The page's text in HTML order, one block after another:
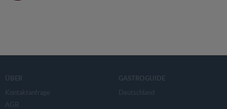
ÜBER
Kontaktanfrage
AGB
GASTROGUIDE
Deutschland